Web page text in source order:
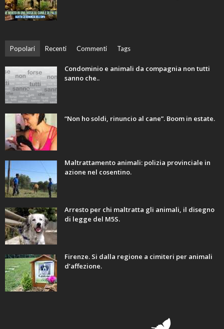
Popolari Recenti Commenti Tags
Condominio e animali da compagnia non tutti
sanno che..
“Non ho soldi, rinuncio al cane”. Boom in estate.
Maltrattamento animali: polizia provinciale in
azione nel cosentino.
Arresto per chi maltratta gli animali, il disegno
di legge del M5S.
Firenze. Si dalla regione a cimiteri per animali
d’affezione.